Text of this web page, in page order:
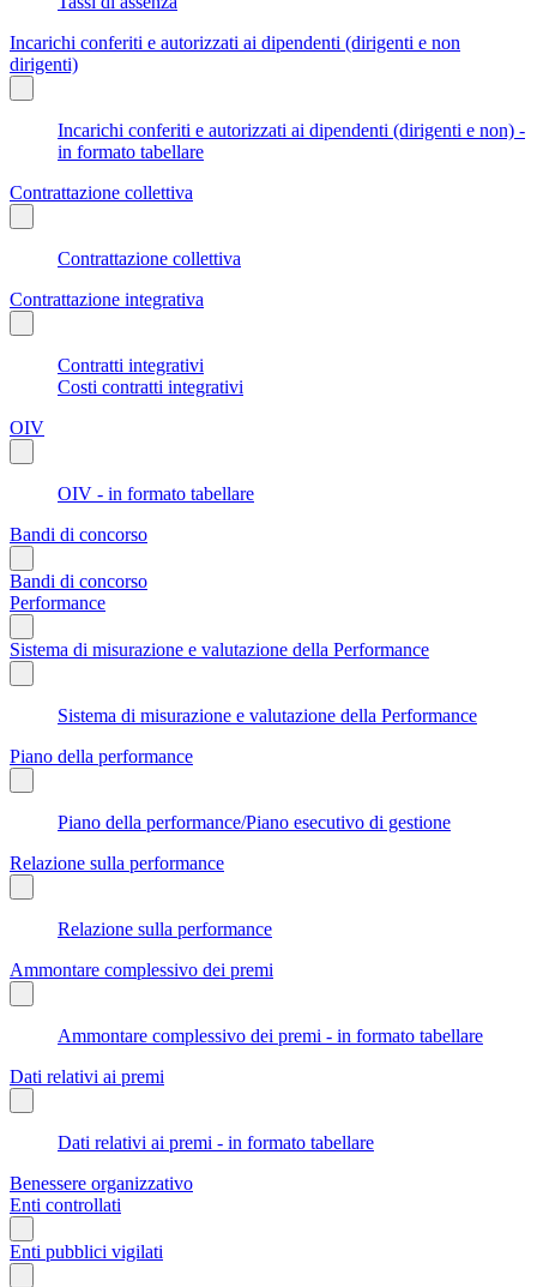
Incarichi conferiti e autorizzati ai dipendenti (dirigenti e non
dirigenti)
Incarichi conferiti e autorizzati ai dipendenti (dirigenti e non) -
in formato tabellare
Contrattazione collettiva
Contrattazione collettiva
Contrattazione integrativa
Contratti integrativi
Costi contratti integrativi
OIV
OIV - in formato tabellare
Bandi di concorso
Bandi di concorso
Performance
Sistema di misurazione e valutazione della Performance
Sistema di misurazione e valutazione della Performance
Piano della performance
Piano della performance/Piano esecutivo di gestione
Relazione sulla performance
Relazione sulla performance
Ammontare complessivo dei premi
Ammontare complessivo dei premi - in formato tabellare
Dati relativi ai premi
Dati relativi ai premi - in formato tabellare
Benessere organizzativo
Enti controllati
Enti pubblici vigilati